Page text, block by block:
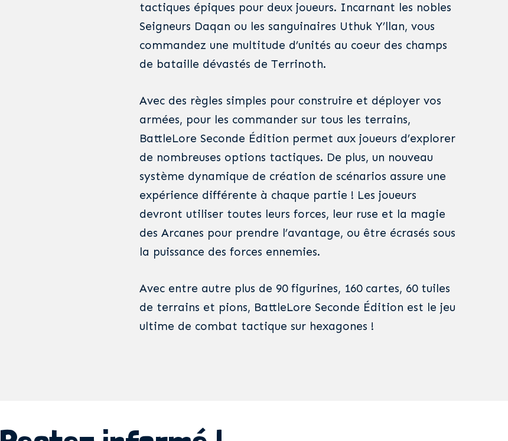
tactiques épiques pour deux joueurs. Incarnant les nobles
Seigneurs Daqan ou les sanguinaires Uthuk Y’llan, vous
commandez une multitude d’unités au coeur des champs
de bataille dévastés de Terrinoth.
Avec des règles simples pour construire et déployer vos
armées, pour les commander sur tous les terrains,
BattleLore Seconde Édition permet aux joueurs d’explorer
de nombreuses options tactiques. De plus, un nouveau
système dynamique de création de scénarios assure une
expérience différente à chaque partie ! Les joueurs
devront utiliser toutes leurs forces, leur ruse et la magie
des Arcanes pour prendre l’avantage, ou être écrasés sous
la puissance des forces ennemies.
Avec entre autre plus de 90 figurines, 160 cartes, 60 tuiles
de terrains et pions, BattleLore Seconde Édition est le jeu
ultime de combat tactique sur hexagones !